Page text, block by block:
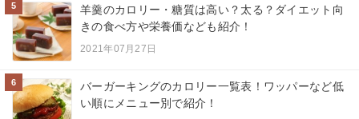
5
羊羹のカロリー・糖質は高い？太る？ダイエット向
きの食べ方や栄養価なども紹介！
2021年07月27日
6
バーガーキングのカロリー一覧表！ワッパーなど低
い順にメニュー別で紹介！